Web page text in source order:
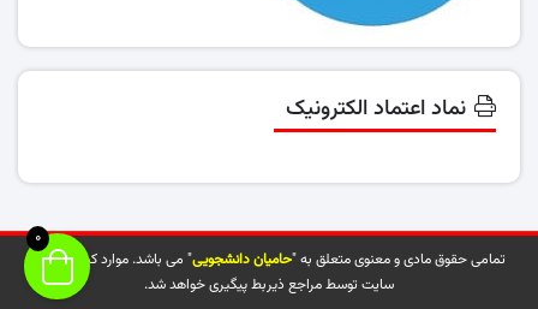
نماد اعتماد الکترونیک
تمامی حقوق مادی و معنوی متعلق به "حامیان دانشجویی" می باشد. موارد کپی شده از
سایت توسط مراجع ذیربط پیگیری خواهد شد.
0